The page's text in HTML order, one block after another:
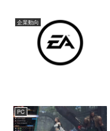
企業動向
PC